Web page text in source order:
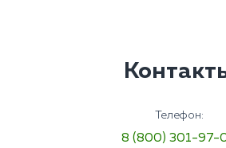
Телефон:
8 (800) 301-97-